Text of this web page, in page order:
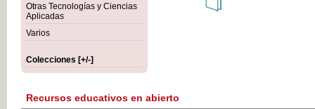
Otras Tecnologías y Ciencias
Aplicadas
Varios
Colecciones [+/-]
Recursos educativos en abierto